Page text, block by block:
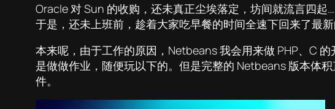
Oracle 对 Sun 的收购，还未真正尘埃落定，坊间就流言四
于是，还未上班前，趁着大家吃早餐的时间全速下回来了最
本来呢，由于工作的原因，Netbeans 我会用来做 PHP、C
是做做作业，随便玩以下的。但是完整的 Netbeans 版本体
件。